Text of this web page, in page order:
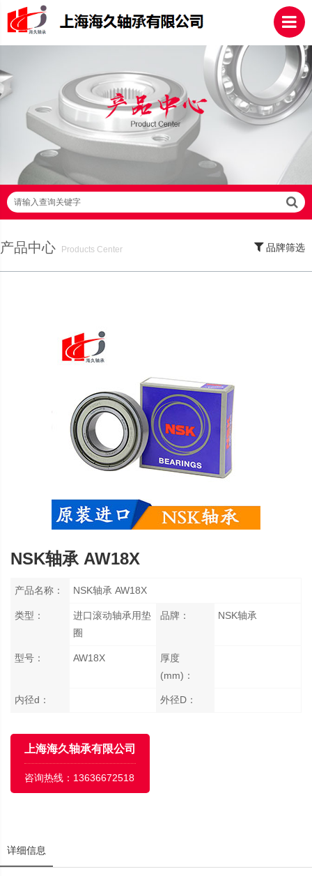
请输入查询关键字
产品中心
Products Center
品牌筛选
NSK轴承 AW18X
产品名称： NSK轴承 AW18X
类型：
进口滚动轴承用垫
圈
品牌： NSK轴承
型号： AW18X
厚度
(mm)：
内径d： 外径D：
上海海久轴承有限公司
咨询热线： 13636672518
详细信息